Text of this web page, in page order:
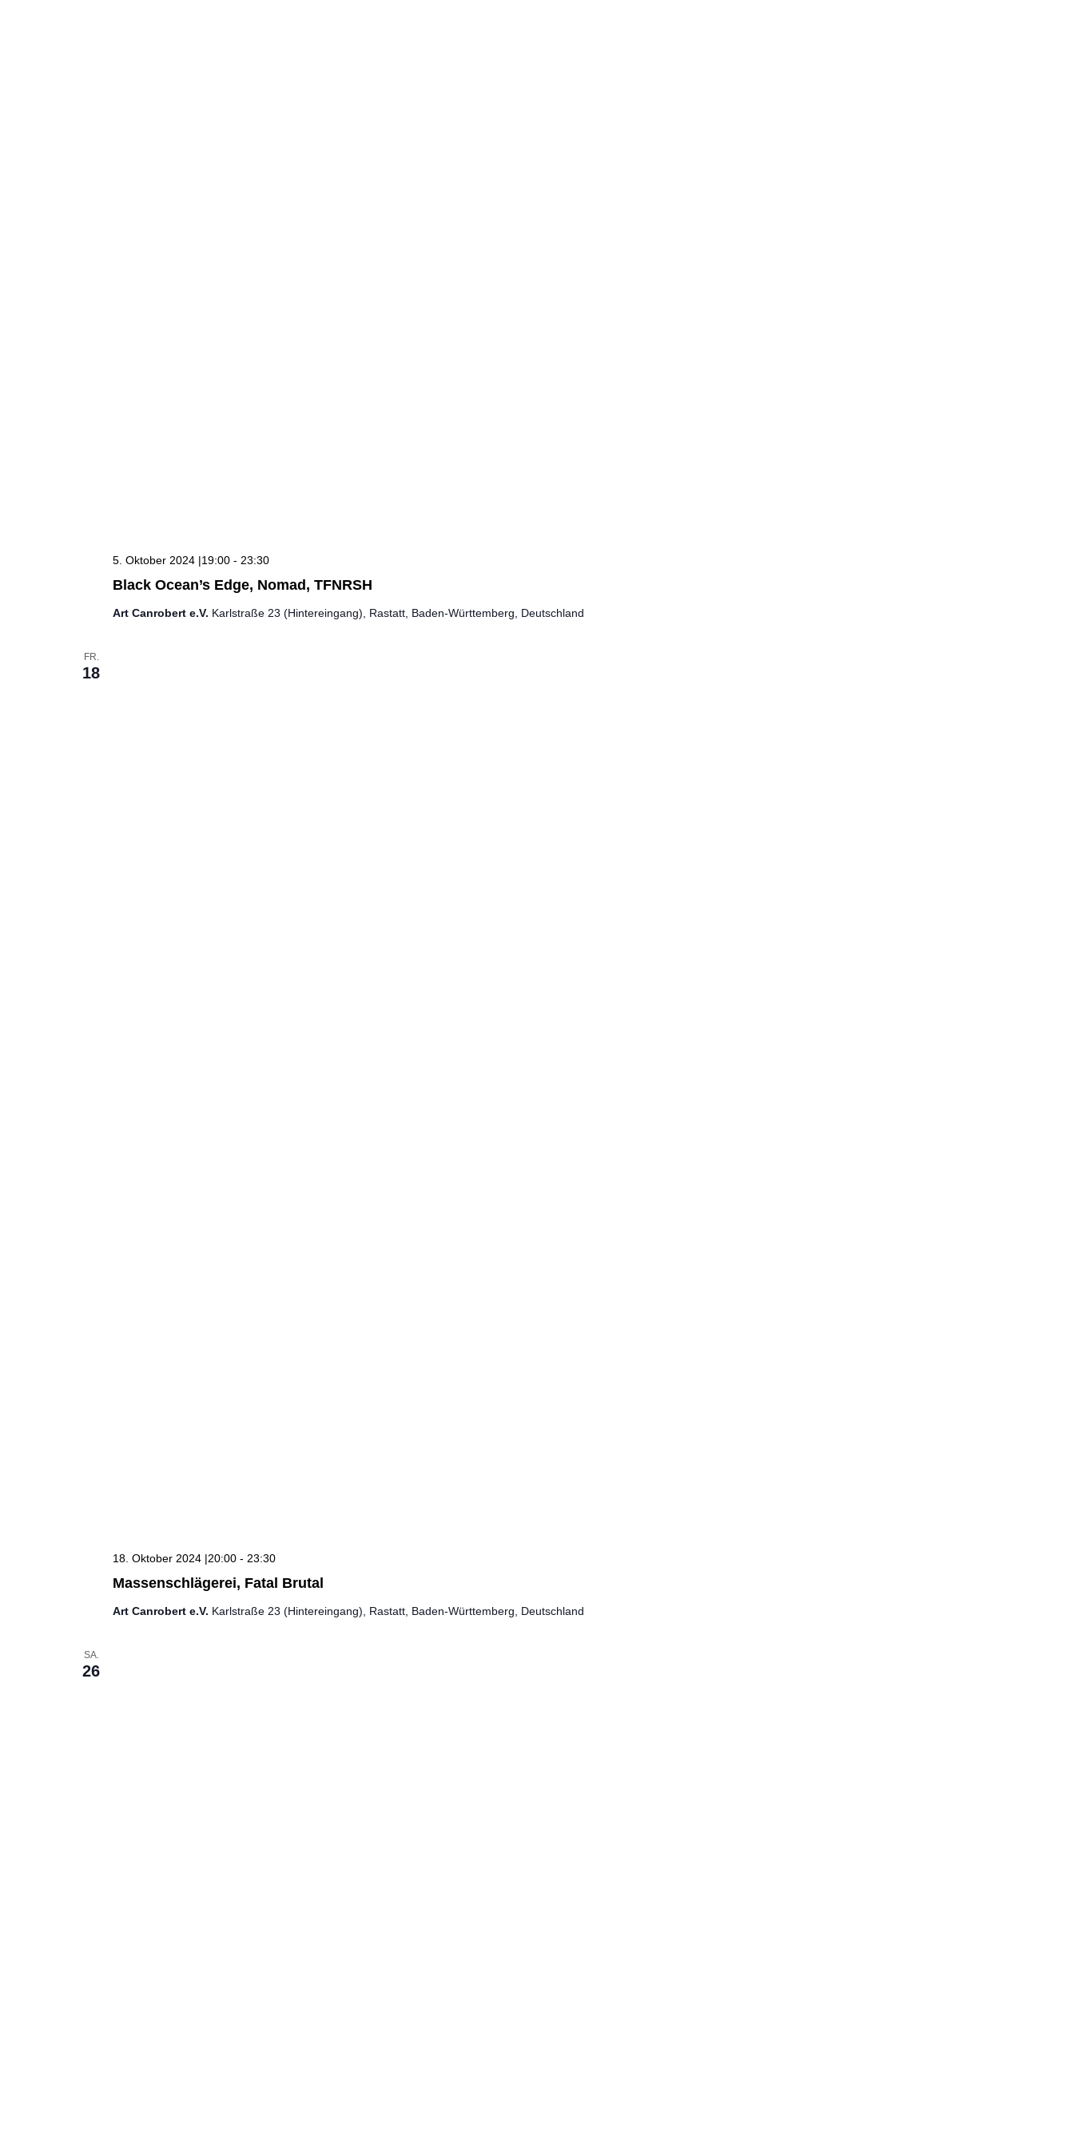
Black Ocean’s Edge, Nomad, TFNRSH
5. Oktober 2024 |19:00 - 23:30
Art Canrobert e.V. Karlstraße 23 (Hintereingang), Rastatt, Baden-Württemberg, Deutschland
FR.
18
Massenschlägerei, Fatal Brutal
18. Oktober 2024 |20:00 - 23:30
Art Canrobert e.V. Karlstraße 23 (Hintereingang), Rastatt, Baden-Württemberg, Deutschland
SA.
26